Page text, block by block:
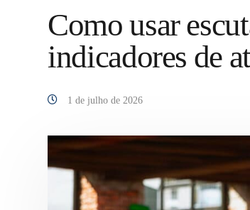
Como usar
indicadores de
1 de julho de 2026